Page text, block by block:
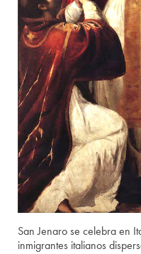
San Jenaro se celebra en
inmigrantes italianos